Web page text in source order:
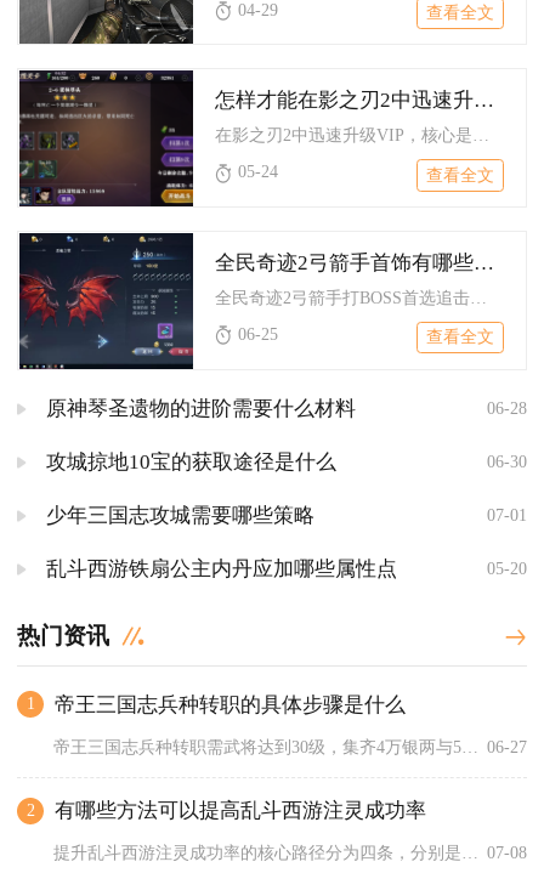
04-29
查看全文
怎样才能在影之刃2中迅速升级vip
05-24
查看全文
全民奇迹2弓箭手首饰有哪些适合打boss的选择
全民奇迹2弓箭手打BOSS首选追击词缀首饰套，项链堆卓越一击...
06-25
查看全文
原神琴圣遗物的进阶需要什么材料 06-28
攻城掠地10宝的获取途径是什么 06-30
少年三国志攻城需要哪些策略 07-01
乱斗西游铁扇公主内丹应加哪些属性点 05-20
热门资讯
1 帝王三国志兵种转职的具体步骤是什么
06-27
2 有哪些方法可以提高乱斗西游注灵成功率
提升乱斗西游注灵成功率的核心路径分为四条，分别是拉满生活技能... 07-08